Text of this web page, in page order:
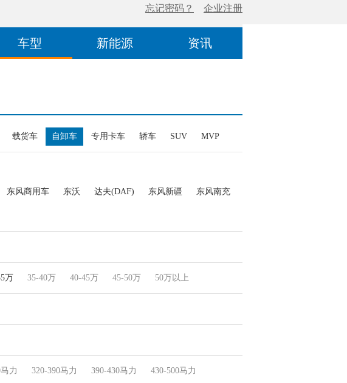
车型 新能源 资讯
载货车 自卸车 专用卡车 轿车 SUV MVP
东风商用车 东沃 达夫(DAF) 东风新疆 东风南充
万 35-40万 40-45万 45-50万 50万以上
力 320-390马力 390-430马力 430-500马力